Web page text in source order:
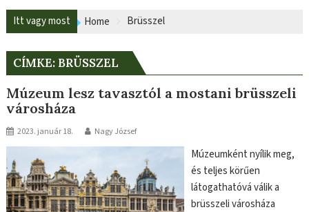
Itt vagy most Home Brüsszel
CÍMKE: BRÜSSZEL
Múzeum lesz tavasztól a mostani brüsszeli
városháza
2023. január 18. Nagy József
Múzeumként nyílik meg,
és teljes körűen
látogathatóvá válik a
brüsszeli városháza